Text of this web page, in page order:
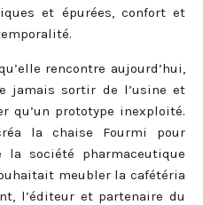
et épurées, confort et
rencontre aujourd’hui,
jamais sortir de l’usine et
qu’un prototype inexploité.
la chaise Fourmi pour
la société pharmaceutique
meubler la cafétéria
l’éditeur et partenaire du